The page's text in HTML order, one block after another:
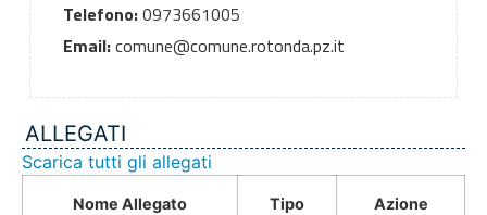
Telefono:0973661005
Email:comune@comune.rotonda.pz.it
ALLEGATI
Scarica tutti gli allegati
Nome Allegato Tipo Azione